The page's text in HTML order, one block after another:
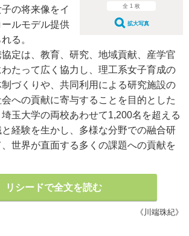
全 1 枚
拡大写真
の将来像をイ
ルモデル提供
る。
定は、教育、研究、地域貢献、産学官
たって広く協力し、理工系女子育成の
づくりや、共同利用による研究施設の
への貢献に寄与することを目的とした
玉大学の両校あわせて1,200名を超える
経験を生かし、多様な分野での融合研
世界が直面する多くの課題への貢献を
リシードで全文を読む
《川端珠紀》